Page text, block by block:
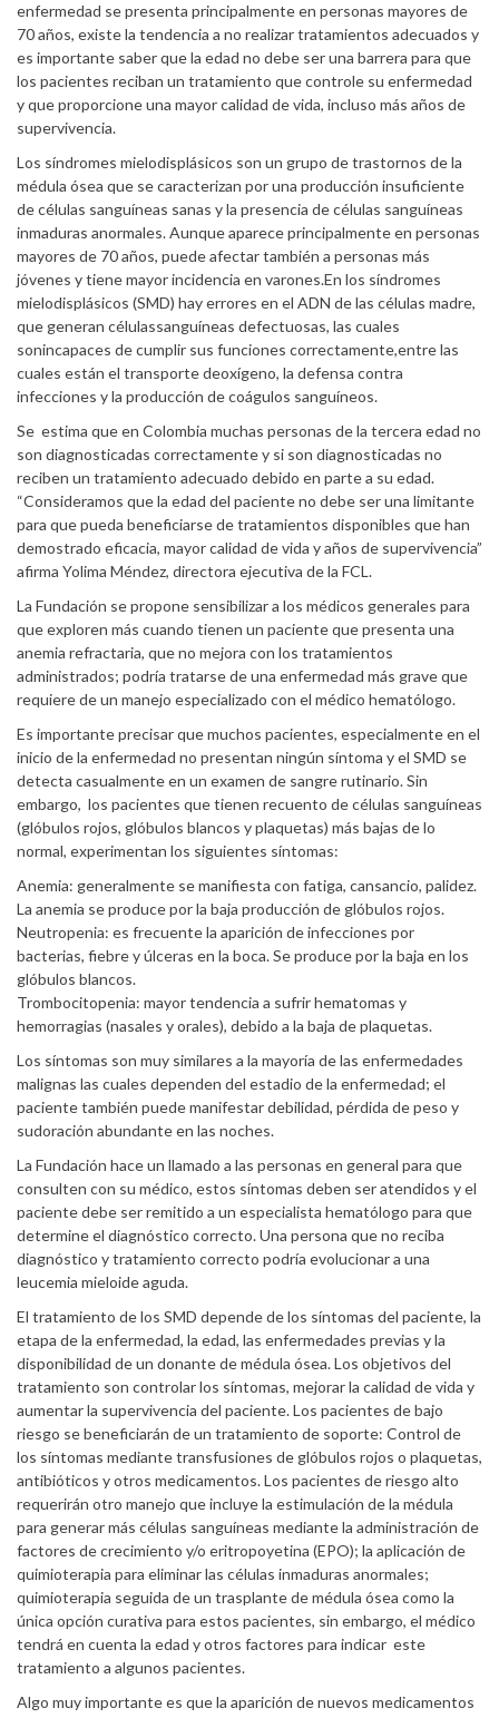
enfermedad se presenta principalmente en personas mayores de
70 años, existe la tendencia a no realizar tratamientos adecuados y
es importante saber que la edad no debe ser una barrera para que
los pacientes reciban un tratamiento que controle su enfermedad
y que proporcione una mayor calidad de vida, incluso más años de
supervivencia.
Los síndromes mielodisplásicos son un grupo de trastornos de la
médula ósea que se caracterizan por una producción insuficiente
de células sanguíneas sanas y la presencia de células sanguíneas
inmaduras anormales. Aunque aparece principalmente en personas
mayores de 70 años, puede afectar también a personas más
jóvenes y tiene mayor incidencia en varones.En los síndromes
mielodisplásicos (SMD) hay errores en el ADN de las células madre,
que generan célulassanguíneas defectuosas, las cuales
sonincapaces de cumplir sus funciones correctamente,entre las
cuales están el transporte deoxígeno, la defensa contra
infecciones y la producción de coágulos sanguíneos.
Se estima que en Colombia muchas personas de la tercera edad no
son diagnosticadas correctamente y si son diagnosticadas no
reciben un tratamiento adecuado debido en parte a su edad.
“Consideramos que la edad del paciente no debe ser una limitante
para que pueda beneficiarse de tratamientos disponibles que han
demostrado eficacia, mayor calidad de vida y años de supervivencia”
afirma Yolima Méndez, directora ejecutiva de la FCL.
La Fundación se propone sensibilizar a los médicos generales para
que exploren más cuando tienen un paciente que presenta una
anemia refractaria, que no mejora con los tratamientos
administrados; podría tratarse de una enfermedad más grave que
requiere de un manejo especializado con el médico hematólogo.
Es importante precisar que muchos pacientes, especialmente en el
inicio de la enfermedad no presentan ningún síntoma y el SMD se
detecta casualmente en un examen de sangre rutinario. Sin
embargo, los pacientes que tienen recuento de células sanguíneas
(glóbulos rojos, glóbulos blancos y plaquetas) más bajas de lo
normal, experimentan los siguientes síntomas:
Anemia: generalmente se manifiesta con fatiga, cansancio, palidez.
La anemia se produce por la baja producción de glóbulos rojos.
Neutropenia: es frecuente la aparición de infecciones por
bacterias, fiebre y úlceras en la boca. Se produce por la baja en los
glóbulos blancos.
Trombocitopenia: mayor tendencia a sufrir hematomas y
hemorragias (nasales y orales), debido a la baja de plaquetas.
Los síntomas son muy similares a la mayoría de las enfermedades
malignas las cuales dependen del estadio de la enfermedad; el
paciente también puede manifestar debilidad, pérdida de peso y
sudoración abundante en las noches.
La Fundación hace un llamado a las personas en general para que
consulten con su médico, estos síntomas deben ser atendidos y el
paciente debe ser remitido a un especialista hematólogo para que
determine el diagnóstico correcto. Una persona que no reciba
diagnóstico y tratamiento correcto podría evolucionar a una
leucemia mieloide aguda.
El tratamiento de los SMD depende de los síntomas del paciente, la
etapa de la enfermedad, la edad, las enfermedades previas y la
disponibilidad de un donante de médula ósea. Los objetivos del
tratamiento son controlar los síntomas, mejorar la calidad de vida y
aumentar la supervivencia del paciente. Los pacientes de bajo
riesgo se beneficiarán de un tratamiento de soporte: Control de
los síntomas mediante transfusiones de glóbulos rojos o plaquetas,
antibióticos y otros medicamentos. Los pacientes de riesgo alto
requerirán otro manejo que incluye la estimulación de la médula
para generar más células sanguíneas mediante la administración de
factores de crecimiento y/o eritropoyetina (EPO); la aplicación de
quimioterapia para eliminar las células inmaduras anormales;
quimioterapia seguida de un trasplante de médula ósea como la
única opción curativa para estos pacientes, sin embargo, el médico
tendrá en cuenta la edad y otros factores para indicar este
tratamiento a algunos pacientes.
Algo muy importante es que la aparición de nuevos medicamentos